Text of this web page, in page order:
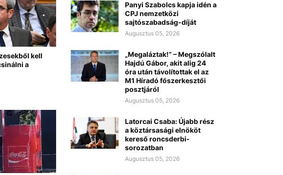
kell
a
Panyi Szabolcs kapja idén a
CPJ nemzetközi
sajtószabadság-díját
Augusztus 05, 2026
„Megaláztak!” – Megszólalt
Hajdú Gábor, akit alig 24
óra után távolítottak el az
M1 Híradó főszerkesztői
posztjáról
Augusztus 05, 2026
Latorcai Csaba: Újabb rész
a köztársasági elnököt
kereső roncsderbi-
sorozatban
Augusztus 05, 2026